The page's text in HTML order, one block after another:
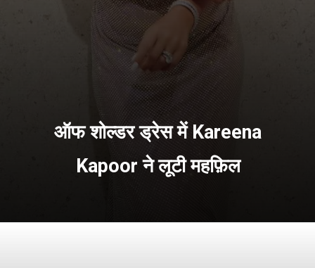
ऑफ शोल्डर ड्रेस में Kareena
Kapoor ने लूटी महफ़िल